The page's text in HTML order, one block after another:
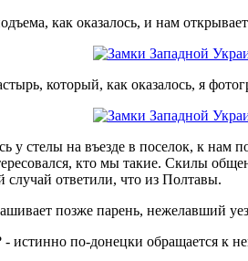
как оказалось, и нам
который, как оказалось, я
у стелы на въезде в поселок, к нам
кто мы такие. Скилы
случай ответили, что из Полтавы.
позже парень, нежелавший
истинно по-донецки обращается к